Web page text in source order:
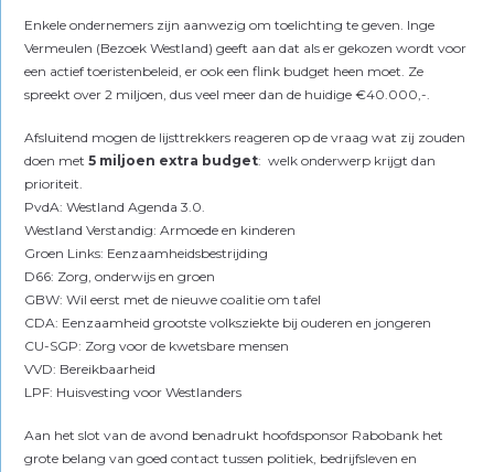
Enkele ondernemers zijn aanwezig om toelichting te geven. Inge
Vermeulen (Bezoek Westland) geeft aan dat als er gekozen wordt voor
een actief toeristenbeleid, er ook een flink budget heen moet. Ze
spreekt over 2 miljoen, dus veel meer dan de huidige €40.000,-.
Afsluitend mogen de lijsttrekkers reageren op de vraag wat zij zouden
doen met5 miljoen extra budget: welk onderwerp krijgt dan
prioriteit.
PvdA: Westland Agenda 3.0.
Westland Verstandig: Armoede en kinderen
Groen Links: Eenzaamheidsbestrijding
D66: Zorg, onderwijs en groen
GBW: Wil eerst met de nieuwe coalitie om tafel
CDA: Eenzaamheid grootste volksziekte bij ouderen en jongeren
CU-SGP: Zorg voor de kwetsbare mensen
VVD: Bereikbaarheid
LPF: Huisvesting voor Westlanders
Aan het slot van de avond benadrukt hoofdsponsor Rabobank het
grote belang van goed contact tussen politiek, bedrijfsleven en